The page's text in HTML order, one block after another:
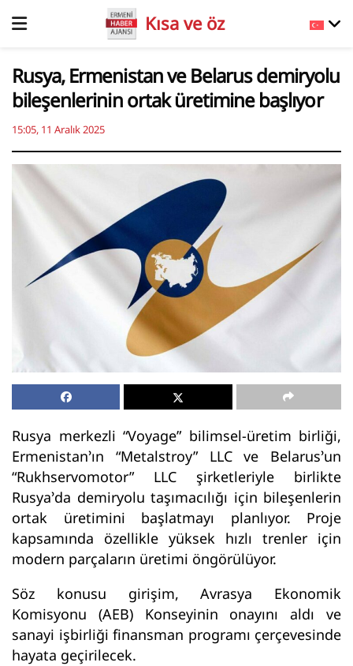
Kısa ve öz
Rusya, Ermenistan ve Belarus demiryolu
bileşenlerinin ortak üretimine başlıyor
15:05, 11 Aralık 2025
Rusya merkezli “Voyage” bilimsel-üretim birliği,
Ermenistan’ın “Metalstroy” LLC ve Belarus’un
“Rukhservomotor” LLC şirketleriyle birlikte
Rusya’da demiryolu taşımacılığı için bileşenlerin
ortak üretimini başlatmayı planlıyor. Proje
kapsamında özellikle yüksek hızlı trenler için
modern parçaların üretimi öngörülüyor.
Söz konusu girişim, Avrasya Ekonomik
Komisyonu (AEB) Konseyinin onayını aldı ve
sanayi işbirliği finansman programı çerçevesinde
hayata geçirilecek.